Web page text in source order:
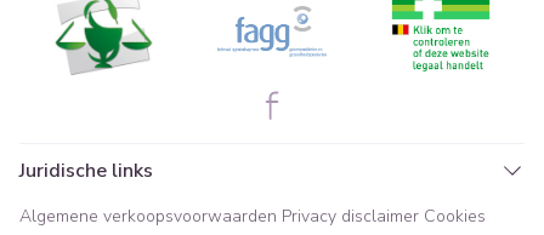
Juridische links
Algemene verkoopsvoorwaarden Privacy disclaimer Cookies